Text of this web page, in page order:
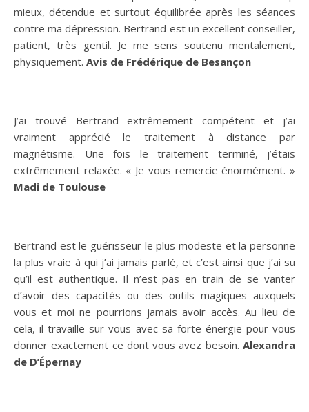
mieux, détendue et surtout équilibrée après les séances
contre ma dépression. Bertrand est un excellent conseiller,
patient, très gentil. Je me sens soutenu mentalement,
physiquement. Avis de Frédérique de Besançon
J’ai trouvé Bertrand extrêmement compétent et j’ai
vraiment apprécié le traitement à distance par
magnétisme. Une fois le traitement terminé, j’étais
extrêmement relaxée. « Je vous remercie énormément. »
Madi de Toulouse
Bertrand est le guérisseur le plus modeste et la personne
la plus vraie à qui j’ai jamais parlé, et c’est ainsi que j’ai su
qu’il est authentique. Il n’est pas en train de se vanter
d’avoir des capacités ou des outils magiques auxquels
vous et moi ne pourrions jamais avoir accès. Au lieu de
cela, il travaille sur vous avec sa forte énergie pour vous
donner exactement ce dont vous avez besoin. Alexandra
de D’Épernay